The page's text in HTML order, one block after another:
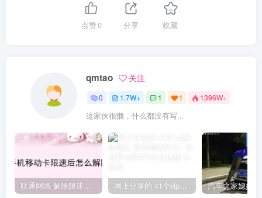
点赞0 分享 收藏
qmtao 关注
0 1.7W+ 1 1 1396W+
这家伙很懒，什么都没有写...
联通网络 解除限速方法参考！畅享、畅玩、老白干等及其它地区自测了 网上分享的 41个vip解析接口 有需要的拿去~ 免费看全网VIP会员视频